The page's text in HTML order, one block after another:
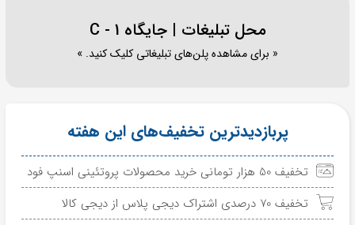
محل تبلیغات | جایگاه C - 1
« برای مشاهده پلن‌های تبلیغاتی کلیک کنید. »
پربازدیدترین تخفیف‌های این هفته
تخفیف 50 هزار تومانی خرید محصولات پروتئینی اسنپ فود
تخفیف 70 درصدی اشتراک دیجی پلاس از دیجی کالا